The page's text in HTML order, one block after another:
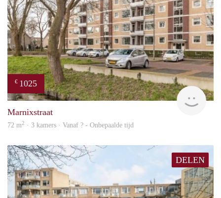
€ 1025
Marnixstraat
72 m2 · 3 kamers · Vanaf ? - Onbepaalde tijd
DELEN